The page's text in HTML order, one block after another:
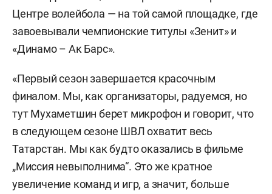
Центре волейбола — на той самой площадке, где
завоевывали чемпионские титулы «Зенит» и
«Динамо – Ак Барс».
«Первый сезон завершается красочным
финалом. Мы, как организаторы, радуемся, но
тут Мухаметшин берет микрофон и говорит, что
в следующем сезоне ШВЛ охватит весь
Татарстан. Мы как будто оказались в фильме
„Миссия невыполнима“. Это же кратное
увеличение команд и игр, а значит, больше